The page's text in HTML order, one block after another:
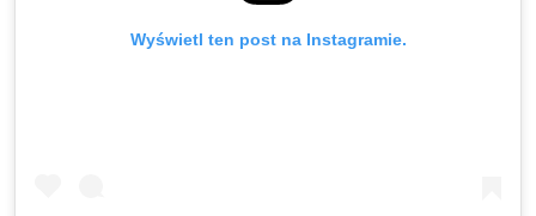
Wyświetl ten post na Instagramie.